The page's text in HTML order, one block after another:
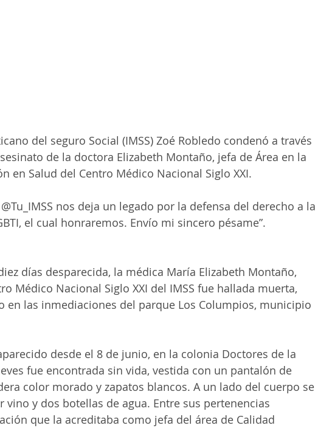
del seguro Social (IMSS) Zoé Robledo condenó a través
de la doctora Elizabeth Montaño, jefa de Área en la
en Salud del Centro Médico Nacional Siglo XXI.
nos deja un legado por la defensa del derecho a la
el cual honraremos. Envío mi sincero pésame”.
días desparecida, la médica María Elizabeth Montaño,
Médico Nacional Siglo XXI del IMSS fue hallada muerta,
en las inmediaciones del parque Los Columpios, municipio
desde el 8 de junio, en la colonia Doctores de la
fue encontrada sin vida, vestida con un pantalón de
color morado y zapatos blancos. A un lado del cuerpo se
y dos botellas de agua. Entre sus pertenencias
que la acreditaba como jefa del área de Calidad